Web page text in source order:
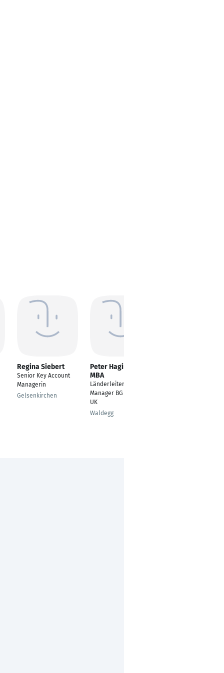
Regina Siebert
Senior Key Account
Managerin
Gelsenkirchen
Peter Haginger
MBA
Länderleiter/Area
Manager BG CZ RO TR
UK
Waldegg